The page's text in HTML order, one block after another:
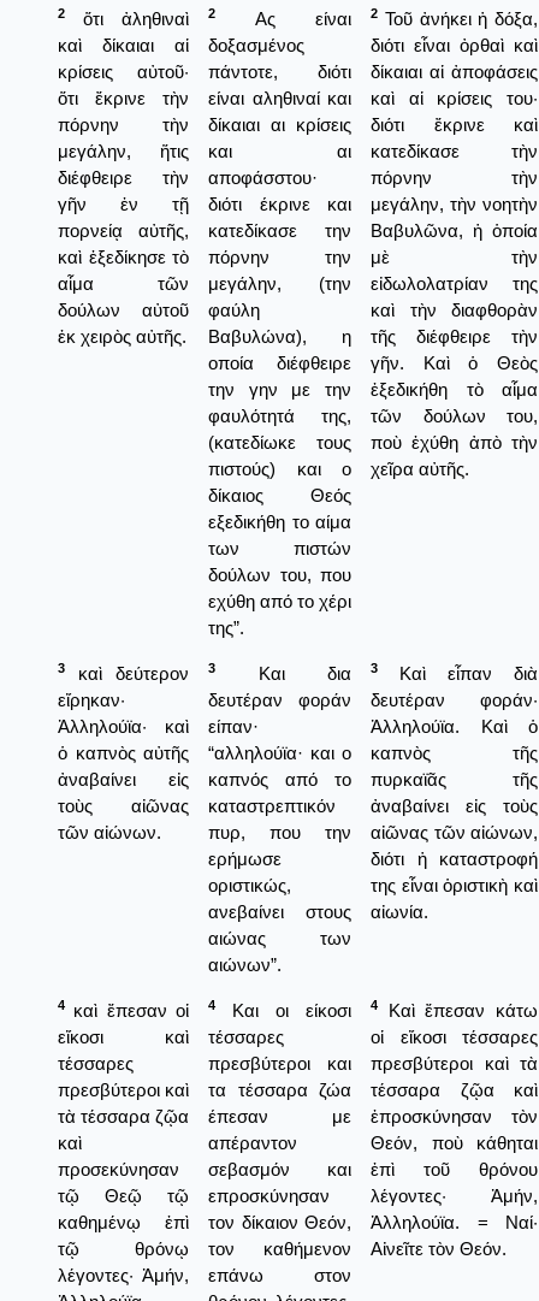
2
ὅτι ἀληθιναὶ
καὶ δίκαιαι αἱ
κρίσεις αὐτοῦ·
ὅτι ἔκρινε τὴν
πόρνην τὴν
μεγάλην, ἥτις
διέφθειρε τὴν
γῆν ἐν τῇ
πορνείᾳ αὐτῆς,
καὶ ἐξεδίκησε τὸ
αἷμα τῶν
δούλων αὐτοῦ
ἐκ χειρὸς αὐτῆς.
2
Ας είναι
δοξασμένος
πάντοτε, διότι
είναι αληθιναί και
δίκαιαι αι κρίσεις
και αι
αποφάσστου·
διότι έκρινε και
κατεδίκασε την
πόρνην την
μεγάλην, (την
φαύλη
Βαβυλώνα), η
οποία διέφθειρε
την γην με την
φαυλότητά της,
(κατεδίωκε τους
πιστούς) και ο
δίκαιος Θεός
εξεδικήθη το αίμα
των πιστών
δούλων του, που
εχύθη από το χέρι
της”.
2 Τοῦ ἀνήκει ἡ δόξα,
διότι εἶναι ὀρθαὶ καὶ
δίκαιαι αἱ ἀποφάσεις
καὶ αἱ κρίσεις του·
διότι ἔκρινε καὶ
κατεδίκασε τὴν
πόρνην τὴν
μεγάλην, τὴν νοητὴν
Βαβυλῶνα, ἡ ὁποία
μὲ τὴν
εἰδωλολατρίαν της
καὶ τὴν διαφθορὰν
τῆς διέφθειρε τὴν
γῆν. Καὶ ὁ Θεὸς
ἐξεδικήθη τὸ αἷμα
τῶν δούλων του,
ποὺ ἐχύθη ἀπὸ τὴν
χεῖρα αὐτῆς.
3
καὶ δεύτερον
εἴρηκαν·
Ἀλληλούϊα· καὶ
ὁ καπνὸς αὐτῆς
ἀναβαίνει εἰς
τοὺς αἰῶνας
τῶν αἰώνων.
3
Και δια
δευτέραν φοράν
είπαν·
“αλληλούϊα· και ο
καπνός από το
καταστρεπτικόν
πυρ, που την
ερήμωσε
οριστικώς,
ανεβαίνει στους
αιώνας των
αιώνων”.
3
Καὶ εἶπαν διὰ
δευτέραν φοράν·
Ἀλληλούϊα. Καὶ ὁ
καπνὸς τῆς
πυρκαϊᾶς τῆς
ἀναβαίνει εἰς τοὺς
αἰῶνας τῶν αἰώνων,
διότι ἡ καταστροφή
της εἶναι ὁριστικὴ καὶ
αἰωνία.
4
καὶ ἔπεσαν οἱ
εἴκοσι καὶ
τέσσαρες
πρεσβύτεροι καὶ
τὰ τέσσαρα ζῷα
καὶ
προσεκύνησαν
τῷ Θεῷ τῷ
καθημένῳ ἐπὶ
τῷ θρόνῳ
λέγοντες· Ἀμήν,
4
Και οι είκοσι
τέσσαρες
πρεσβύτεροι και
τα τέσσαρα ζώα
έπεσαν με
απέραντον
σεβασμόν και
επροσκύνησαν
τον δίκαιον Θεόν,
τον καθήμενον
επάνω στον
4
Καὶ ἔπεσαν κάτω
οἱ εἴκοσι τέσσαρες
πρεσβύτεροι καὶ τὰ
τέσσαρα ζῷα καὶ
ἐπροσκύνησαν τὸν
Θεόν, ποὺ κάθηται
ἐπὶ τοῦ θρόνου
λέγοντες· Ἀμήν,
Ἀλληλούϊα. = Ναί·
Αἰνεῖτε τὸν Θεόν.